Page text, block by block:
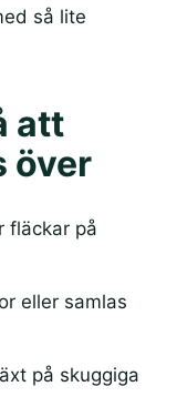
så lite
att
över
fläckar på
eller samlas
på skuggiga